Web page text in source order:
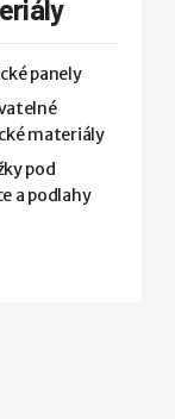
panely
materiály
pod
a podlahy